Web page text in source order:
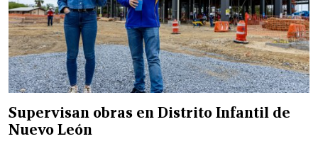
Supervisan obras en Distrito Infantil de
Nuevo León